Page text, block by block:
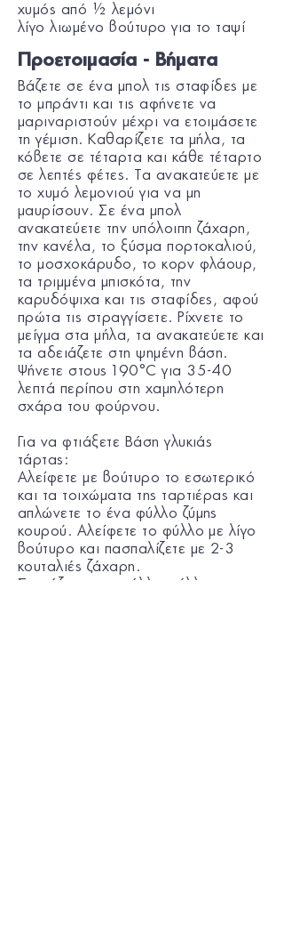
χυμός από ½ λεμόνι
λίγο λιωμένο βούτυρο για το ταψί
Προετοιμασία - Βήματα
Βάζετε σε ένα μπολ τις σταφίδες με
το μπράντι και τις αφήνετε να
μαριναριστούν μέχρι να ετοιμάσετε
τη γέμιση. Καθαρίζετε τα μήλα, τα
κόβετε σε τέταρτα και κάθε τέταρτο
σε λεπτές φέτες. Τα ανακατεύετε με
το χυμό λεμονιού για να μη
μαυρίσουν. Σε ένα μπολ
ανακατεύετε την υπόλοιπη ζάχαρη,
την κανέλα, το ξύσμα πορτοκαλιού,
το μοσχοκάρυδο, το κορν φλάουρ,
τα τριμμένα μπισκότα, την
καρυδόψιχα και τις σταφίδες, αφού
πρώτα τις στραγγίσετε. Ρίχνετε το
μείγμα στα μήλα, τα ανακατεύετε και
τα αδειάζετε στη ψημένη βάση.
Ψήνετε στους 190°C για 35-40
λεπτά περίπου στη χαμηλότερη
σχάρα του φούρνου.
Για να φτιάξετε Βάση γλυκιάς
τάρτας:
Αλείφετε με βούτυρο το εσωτερικό
και τα τοιχώματα της ταρτιέρας και
απλώνετε το ένα φύλλο ζύμης
κουρού. Αλείφετε το φύλλο με λίγο
βούτυρο και πασπαλίζετε με 2-3
κουταλιές ζάχαρη.
Σκεπάζετε με το άλλο φύλλο, που το